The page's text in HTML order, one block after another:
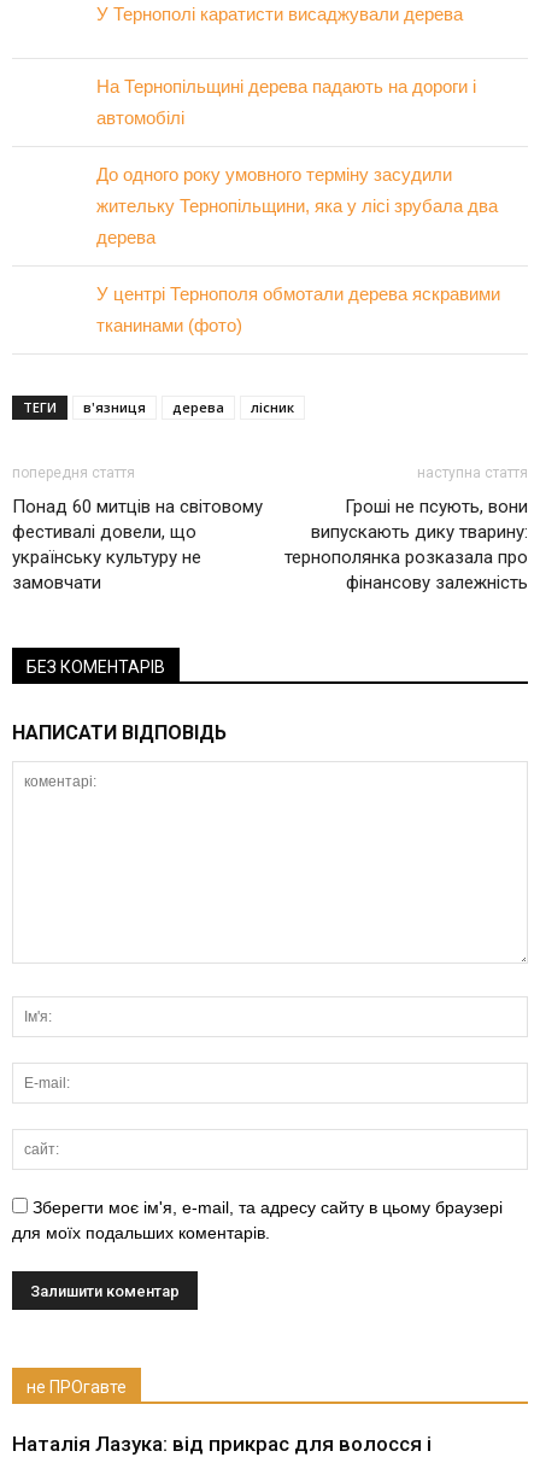
У Тернополі каратисти висаджували дерева
На Тернопільщині дерева падають на дороги і
автомобілі
До одного року умовного терміну засудили
жительку Тернопільщини, яка у лісі зрубала два
дерева
У центрі Тернополя обмотали дерева яскравими
тканинами (фото)
ТЕГИ в'язниця дерева лісник
попередня стаття
Понад 60 митців на світовому
фестивалі довели, що
українську культуру не
замовчати
наступна стаття
Гроші не псують, вони
випускають дику тварину:
тернополянка розказала про
фінансову залежність
БЕЗ КОМЕНТАРІВ
НАПИСАТИ ВІДПОВІДЬ
Зберегти моє ім'я, e-mail, та адресу сайту в цьому браузері
для моїх подальших коментарів.
не ПРОгавте
Наталія Лазука: від прикрас для волосся і